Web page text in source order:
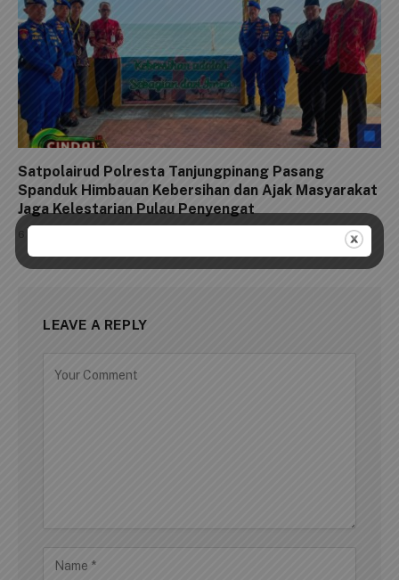
Satpolairud Polresta Tanjungpinang Pasang
Spanduk Himbauan Kebersihan dan Ajak Masyarakat
Jaga Kelestarian Pulau Penyengat
6 Agustus 2026
LEAVE A REPLY